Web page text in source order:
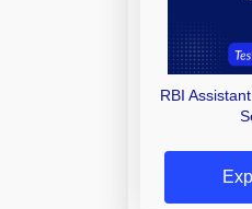
RBI